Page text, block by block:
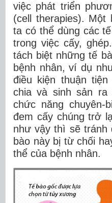
việc phát triển
(cell therapies).
ta có thể dùng các
trong việc cấy,
tách biệt những tế
bệnh nhân, ví dụ
điều kiện thuận
chia và sinh sản
chức năng chuyên-
đem cấy chúng trở
như vậy thì sẽ
bào này bị từ chối
thể của bệnh nhân.